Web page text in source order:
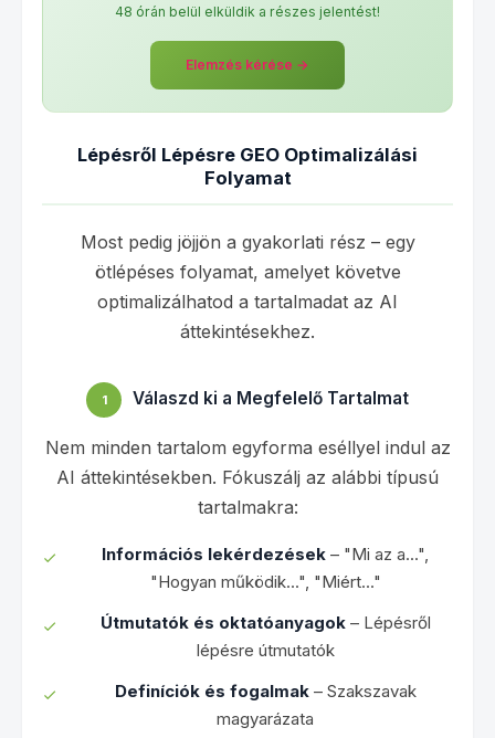
48 órán belül elküldik a részes jelentést!
Elemzés kérése →
Lépésről Lépésre GEO Optimalizálási
Folyamat
Most pedig jöjjön a gyakorlati rész – egy
ötlépéses folyamat, amelyet követve
optimalizálhatod a tartalmadat az AI
áttekintésekhez.
1 Válaszd ki a Megfelelő Tartalmat
Nem minden tartalom egyforma eséllyel indul az
AI áttekintésekben. Fókuszálj az alábbi típusú
tartalmakra:
Információs lekérdezések – "Mi az a...",
"Hogyan működik...", "Miért..."
Útmutatók és oktatóanyagok– Lépésről
lépésre útmutatók
Definíciók és fogalmak– Szakszavak
magyarázata